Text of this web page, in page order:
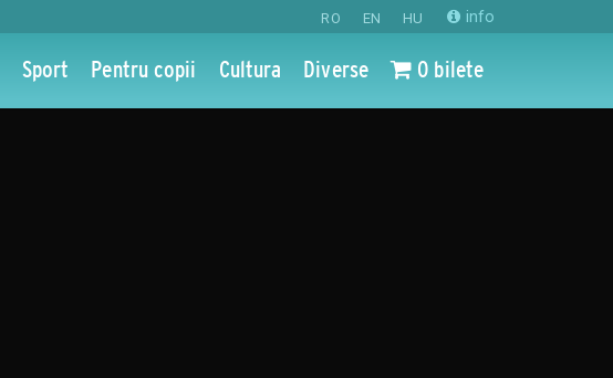
RO EN HU info
Sport Pentru copii Cultura Diverse 0 bilete